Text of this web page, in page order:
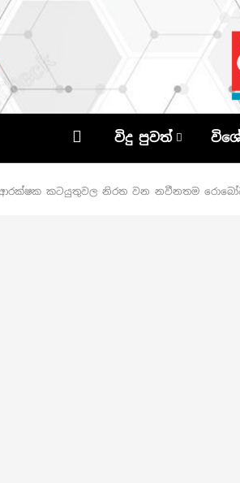
විදු පුවත්
කටයුතුවල නිරත වන නවීනතම